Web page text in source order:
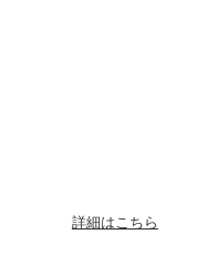
詳細はこちら